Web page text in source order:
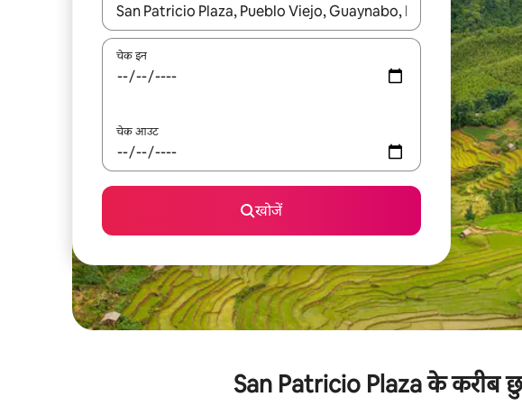
नतीजों के उपलब्ध होने पर, अप और डाउन 'ऐरो की' का इस्तेमाल करके नेविगेट करें या
चेक इन
चेक आउट
खोजें
San Patricio Plaza के करीब